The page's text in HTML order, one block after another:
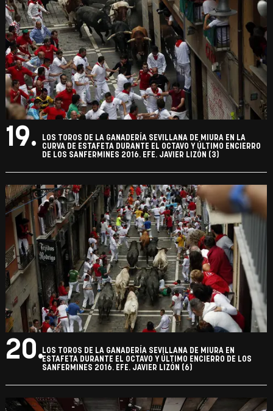
19.
LOS TOROS DE LA GANADERÍA SEVILLANA DE MIURA EN LA
CURVA DE ESTAFETA DURANTE EL OCTAVO Y ÚLTIMO ENCIERRO
DE LOS SANFERMINES 2016. EFE. JAVIER LIZÓN (3)
20.LOS TOROS DE LA GANADERÍA SEVILLANA DE MIURA EN
ESTAFETA DURANTE EL OCTAVO Y ÚLTIMO ENCIERRO DE LOS
SANFERMINES 2016. EFE. JAVIER LIZÓN (6)